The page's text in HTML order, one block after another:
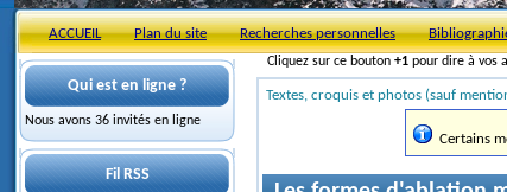
ACCUEIL Plan du site Recherches personnelles
Cliquez sur ce bouton +1 pour dire à vos
Qui est en ligne ?
Nous avons 36 invités en ligne
Fil RSS
Textes, croquis et photos (sauf
Certains